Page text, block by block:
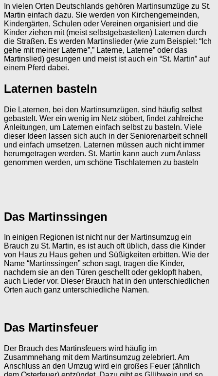
In vielen Orten Deutschlands gehören Martinsumzüge zu St.
Martin einfach dazu. Sie werden von Kirchengemeinden,
Kindergärten, Schulen oder Vereinen organisiert und die
Kinder ziehen mit (meist selbstgebastelten) Laternen durch
die Straßen. Es werden Martinslieder (wie zum Beispiel: “Ich
gehe mit meiner Laterne”,” Laterne, Laterne” oder das
Martinslied) gesungen und meist ist auch ein “St. Martin” auf
einem Pferd dabei.
Laternen basteln
Die Laternen, bei den Martinsumzügen, sind häufig selbst
gebastelt. Wer ein wenig im Netz stöbert, findet zahlreiche
Anleitungen, um Laternen einfach selbst zu basteln. Viele
dieser Ideen lassen sich auch in der Seniorenarbeit schnell
und einfach umsetzen. Laternen müssen auch nicht immer
herumgetragen werden. St. Martin kann auch zum Anlass
genommen werden, um schöne Tischlaternen zu basteln
Das Martinssingen
In einigen Regionen ist nicht nur der Martinsumzug ein
Brauch zu St. Martin, es ist auch oft üblich, dass die Kinder
von Haus zu Haus gehen und Süßigkeiten erbitten. Wie der
Name “Martinssingen” schon sagt, tragen die Kinder,
nachdem sie an den Türen geschellt oder geklopft haben,
auch Lieder vor. Dieser Brauch hat in den unterschiedlichen
Orten auch ganz unterschiedliche Namen.
Das Martinsfeuer
Der Brauch des Martinsfeuers wird häufig im
Zusammnehang mit dem Martinsumzug zelebriert. Am
Anschluss an den Umzug wird ein großes Feuer (ähnlich